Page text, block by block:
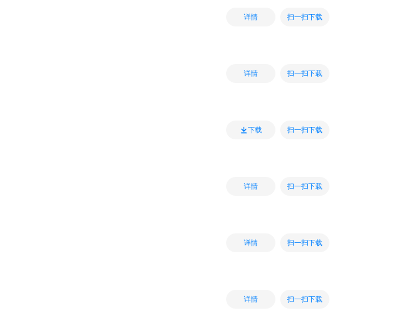
详情 扫一扫下载
详情 扫一扫下载
下载 扫一扫下载
详情 扫一扫下载
详情 扫一扫下载
详情 扫一扫下载